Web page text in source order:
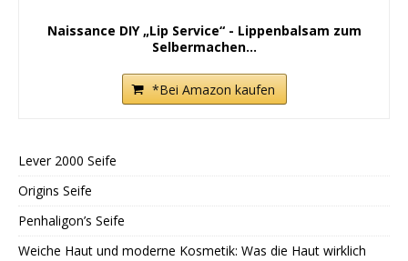
Naissance DIY „Lip Service“ - Lippenbalsam zum
Selbermachen...
*Bei Amazon kaufen
Lever 2000 Seife
Origins Seife
Penhaligon’s Seife
Weiche Haut und moderne Kosmetik: Was die Haut wirklich